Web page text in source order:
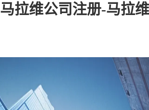
马拉维公司注册-马拉